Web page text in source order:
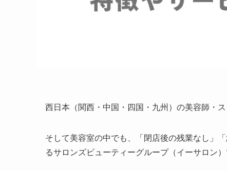
西日本（関西・中国・四国・九州）の美容師・
そして美容室の中でも、「閉店後の残業なし」
るサロンズビューティーグループ（イーサロン